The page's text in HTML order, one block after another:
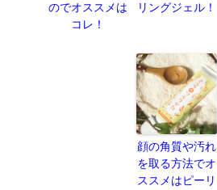
のでオススメは
コレ！
リングジェル！
顔の角質や汚れ
を取る方法でオ
ススメはピーリ